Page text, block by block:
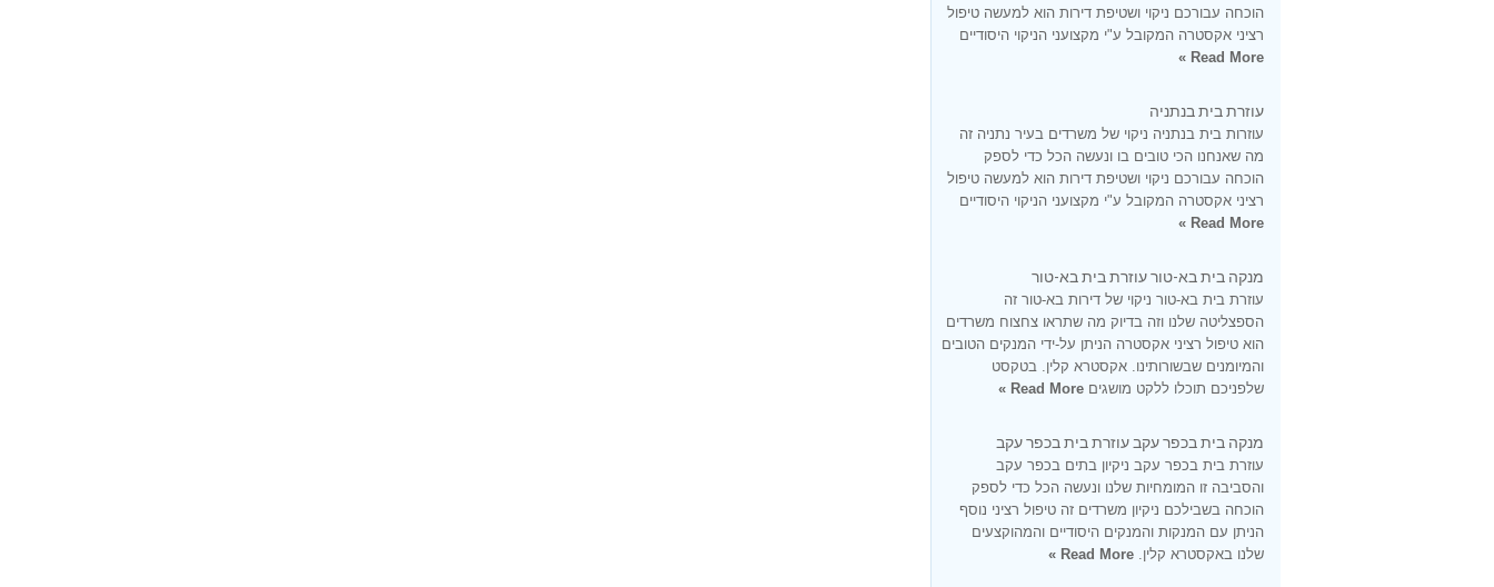
הוכחה עבורכם ניקוי ושטיפת דירות הוא למעשה טיפול
רציני אקסטרה המקובל ע"י מקצועני הניקוי היסודיים
Read More »
עוזרת בית בנתניה
עוזרות בית בנתניה ניקוי של משרדים בעיר נתניה זה
מה שאנחנו הכי טובים בו ונעשה הכל כדי לספק
הוכחה עבורכם ניקוי ושטיפת דירות הוא למעשה טיפול
רציני אקסטרה המקובל ע"י מקצועני הניקוי היסודיים
Read More »
מנקה בית בא-טור עוזרת בית בא-טור
עוזרת בית בא-טור ניקוי של דירות בא-טור זה
הספצליטה שלנו וזה בדיוק מה שתראו צחצוח משרדים
הוא טיפול רציני אקסטרה הניתן על-ידי המנקים הטובים
והמיומנים שבשורותינו. אקסטרא קלין. בטקסט
שלפניכם תוכלו ללקט מושגים Read More »
מנקה בית בכפר עקב עוזרת בית בכפר עקב
עוזרת בית בכפר עקב ניקיון בתים בכפר עקב
והסביבה זו המומחיות שלנו ונעשה הכל כדי לספק
הוכחה בשבילכם ניקיון משרדים זה טיפול רציני נוסף
הניתן עם המנקות והמנקים היסודיים והמהוקצעים
שלנו באקסטרא קלין. Read More »